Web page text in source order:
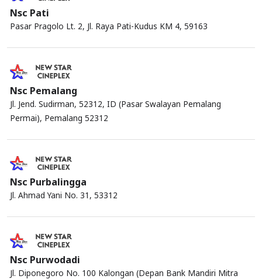
Nsc Pati
Pasar Pragolo Lt. 2, Jl. Raya Pati-Kudus KM 4, 59163
Nsc Pemalang
Jl. Jend. Sudirman, 52312, ID (Pasar Swalayan Pemalang
Permai), Pemalang 52312
Nsc Purbalingga
Jl. Ahmad Yani No. 31, 53312
Nsc Purwodadi
Jl. Diponegoro No. 100 Kalongan (Depan Bank Mandiri Mitra